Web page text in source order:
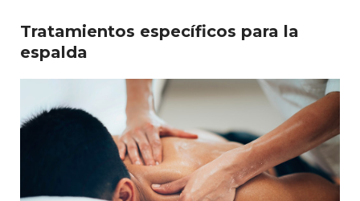
Tratamientos específicos para la
espalda